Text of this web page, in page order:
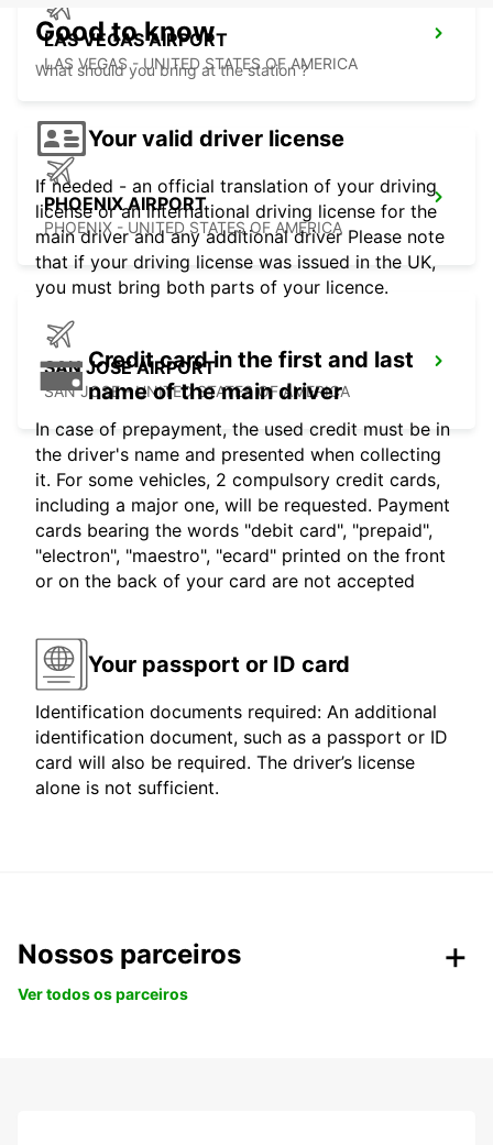
LAS VEGAS AIRPORT
LAS VEGAS - UNITED STATES OF AMERICA
PHOENIX AIRPORT
PHOENIX - UNITED STATES OF AMERICA
SAN JOSE AIRPORT
SAN JOSE - UNITED STATES OF AMERICA
Good to know
What should you bring at the station ?
Your valid driver license
If needed - an official translation of your driving
license or an international driving license for the
main driver and any additional driver Please note
that if your driving license was issued in the UK,
you must bring both parts of your licence.
Credit card in the first and last
name of the main driver
In case of prepayment, the used credit must be in
the driver's name and presented when collecting
it. For some vehicles, 2 compulsory credit cards,
including a major one, will be requested. Payment
cards bearing the words "debit card", "prepaid",
"electron", "maestro", "ecard" printed on the front
or on the back of your card are not accepted
Your passport or ID card
Identification documents required: An additional
identification document, such as a passport or ID
card will also be required. The driver’s license
alone is not sufficient.
Nossos parceiros
Ver todos os parceiros